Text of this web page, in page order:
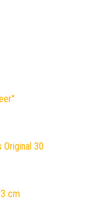
Original 30
cm